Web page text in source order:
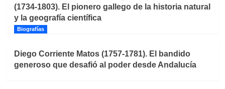
(1734-1803). El pionero gallego de la historia natural
y la geografía científica
Biografías
Diego Corriente Matos (1757-1781). El bandido
generoso que desafió al poder desde Andalucía